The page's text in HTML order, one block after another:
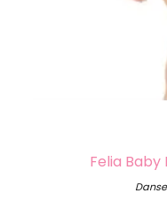
Felia Baby